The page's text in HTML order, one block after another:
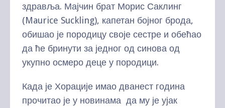
здравља. Мајчин брат Морис Саклинг
(Maurice Suckling), капетан бојног брода,
обишао је породицу своје сестре и обећао
да ће бринути за једног од синова од
укупно осмеро деце у породици.
Када је Хорације имао дванест година
прочитао је у новинама да му је ујак